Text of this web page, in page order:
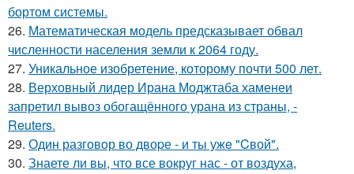
бортом системы.
26. Математическая модель предсказывает обвал
численности населения земли к 2064 году.
27. Уникальное изобретение, которому почти 500 лет.
28. Верховный лидер Ирана Моджтаба хаменеи
запретил вывоз обогащённого урана из страны, -
Reuters.
29. Один разговoр во двоpе - и ты ужe "Cвой".
30. Знаете ли вы, что все вокруг нас - от воздуха,